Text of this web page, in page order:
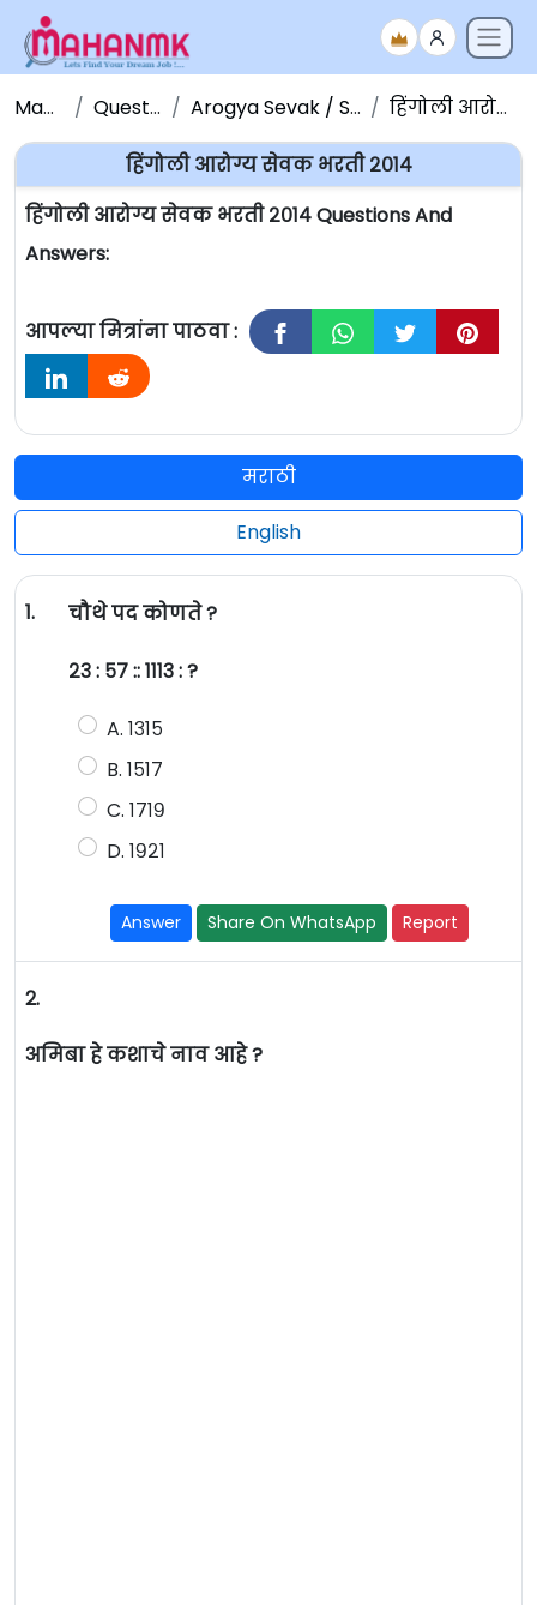
Maha NMK Question Papers Arogya Sevak / Sevika Question Paper हिंगोली आरोग्य सेवक भरती २०१४
हिंगोली आरोग्य सेवक भरती २०१४
हिंगोली आरोग्य सेवक भरती २०१४ Questions And
Answers:
आपल्या मित्रांना पाठवा :
मराठी
English
1. चौथे पद कोणते ?
२३ : ५७ :: १११३ : ?
A. १३१५
B. १५१७
C. १७१९
D. १९२१
Answer Share On WhatsApp Report
2.
अमिबा हे कशाचे नाव आहे ?